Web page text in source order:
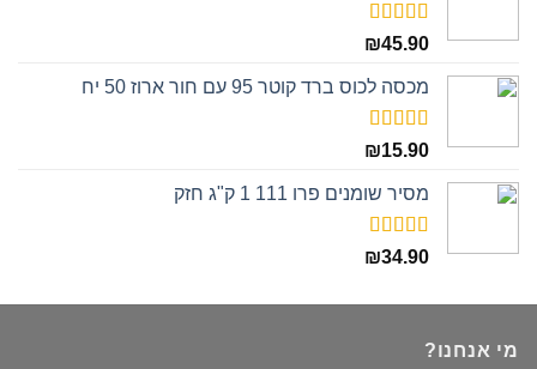
דורג5.00
₪45.90
מכסה לכוס ברד קוטר 95 עם חור ארוז 50 יח
דורג5.00
₪15.90
מסיר שומנים פרו 111 1 ק"ג חזק
דורג5.00
₪34.90
מי אנחנו?